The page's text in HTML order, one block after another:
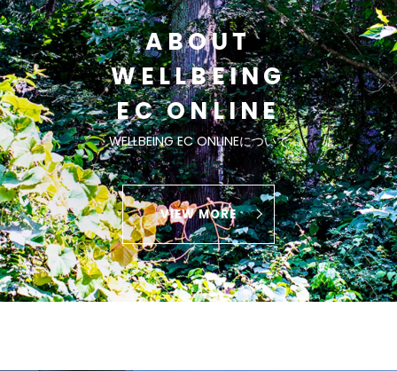
ABOUT
WELLBEING
EC ONLINE
WELLBEING EC ONLINEについて
VIEW MORE